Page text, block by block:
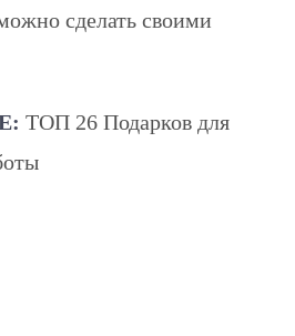
сделать своими
ТОП 26 Подарков для